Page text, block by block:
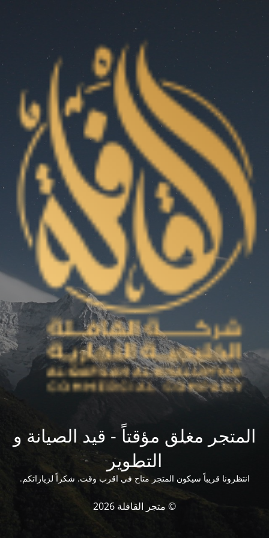
المتجر مغلق مؤقتاً - قيد الصيانة و
التطوير
انتظرونا قريباً سيكون المتجر متاح في اقرب وقت. شكراً لزياراتكم.
© متجر القافلة 2026